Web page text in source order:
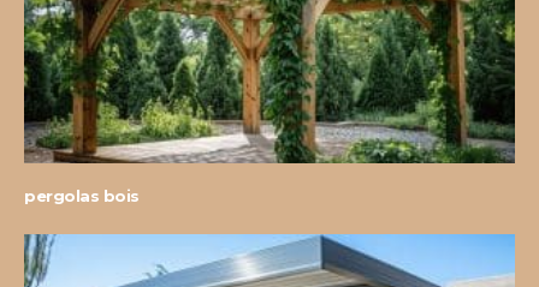
pergolas bois